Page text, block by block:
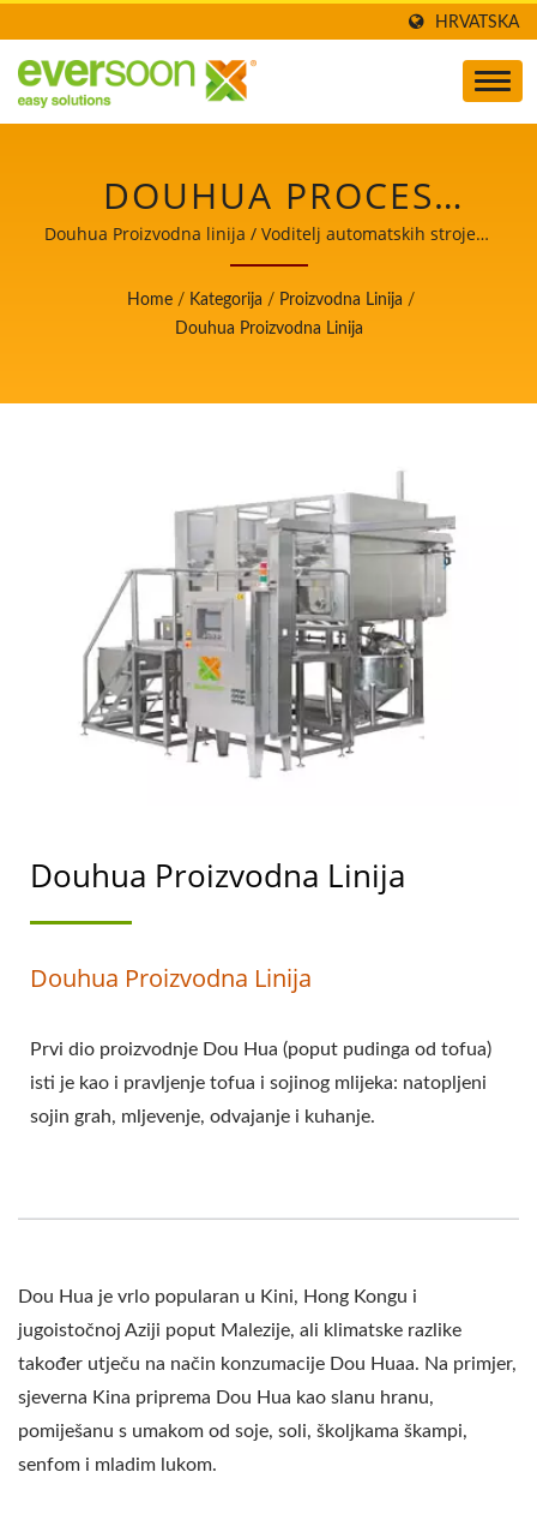
HRVATSKA
DOUHUA PROCES
IZRADE, DOUHUA TIJEK
OBRADE, DOUHUA
PROCES OBRADE,
DOUHUA DIJAGRAM
TIJEKA PROIZVODNJE,
DOUHUA PROCES
PROIZVODNJE, KAKO
NAPRAVITI DOUHUA,
IZRADA DOUHUA,
PROIZVODNJA
DOUHUA MAŠINA,
DOUHUA TVORNICA,
DOUHUA STROJ,
DOUHUA STROJEVI I
OPREMA, DOUHUA
PRAVLJENJE TOFUA,
OPREMA ZA
PROIZVODNJU TOFUA /
VODITELJ
Douhua Proizvodna linija / Voditelj automatskih strojeva
za proizvodnju tofua i sojinog mlijeka s najvišim
prioritetom na sigurnosti hrane.
Home / Kategorija / Proizvodna Linija /
Douhua Proizvodna Linija
Douhua Proizvodna Linija
Douhua Proizvodna Linija
Prvi dio proizvodnje Dou Hua (poput pudinga od tofua)
isti je kao i pravljenje tofua i sojinog mlijeka: natopljeni
sojin grah, mljevenje, odvajanje i kuhanje.
Dou Hua je vrlo popularan u Kini, Hong Kongu i
jugoistočnoj Aziji poput Malezije, ali klimatske razlike
također utječu na način konzumacije Dou Huaa. Na primjer,
sjeverna Kina priprema Dou Hua kao slanu hranu,
pomiješanu s umakom od soje, soli, školjkama škampi,
senfom i mladim lukom.